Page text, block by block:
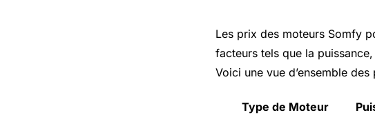
Les prix des moteurs Somfy
facteurs tels que la
Voici une vue d’ensemble
Type de Moteur